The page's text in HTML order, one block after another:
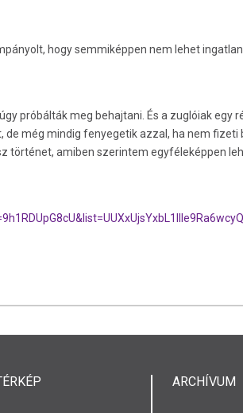
hogy semmiképpen nem lehet
próbálták meg behajtani. És a zuglóiak
még mindig fenyegetik azzal, ha nem fizeti
történet, amiben szerintem egyféleképpen
ARCHÍVUM